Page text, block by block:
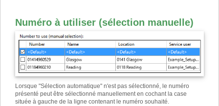
Numéro à utiliser (sélection manuelle)
Lorsque "Sélection automatique" n'est pas sélectionné, le numéro
présenté peut être sélectionné manuellement en cochant la case
située à gauche de la ligne contenant le numéro souhaité.